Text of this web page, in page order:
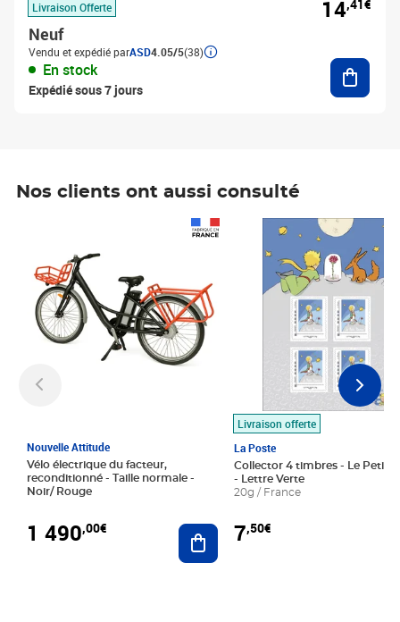
Livraison Offerte
Neuf
Vendu et expédié parASD4.05/5(38)
En stock
Expédié sous 7 jours
14,41€
Nos clients ont aussi consulté
Nouvelle Attitude
Vélo électrique du facteur,
reconditionné - Taille normale -
Noir/ Rouge
1 490,00€ Ajouter au panier
Livraison offerte
La Poste
Collector 4 timbres - Le Petit
- Lettre Verte
20g / France
7,50€
Prix 7,50€